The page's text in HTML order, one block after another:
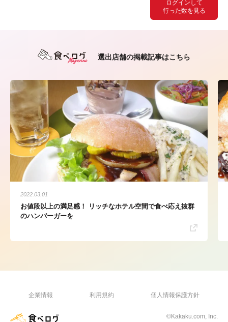
ログインして
行った数を見る
選出店舗の掲載記事はこちら
2022.03.01
お値段以上の満足感！ リッチなホテル空間で食べ応え抜群
のハンバーガーを
企業情報 利用規約 個人情報保護方針
©Kakaku.com, Inc.